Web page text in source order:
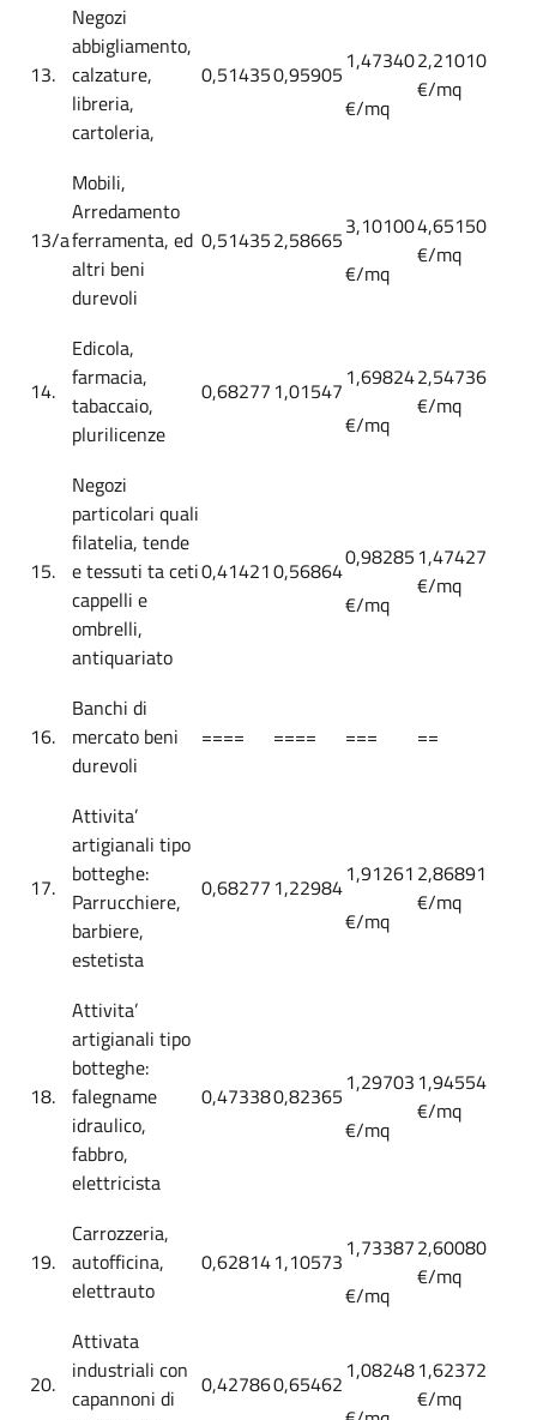
13.
Negozi
abbigliamento,
calzature,
libreria,
cartoleria,
0,514350,95905 1,47340
€/mq
2,21010
€/mq
13/a
Mobili,
Arredamento
ferramenta, ed
altri beni
durevoli
0,514352,586653,10100
€/mq
4,65150
€/mq
14.
Edicola,
farmacia,
tabaccaio,
plurilicenze
0,68277 1,01547 1,69824
€/mq
2,54736
€/mq
15.
Negozi
particolari quali
filatelia, tende
e tessuti ta ceti
cappelli e
ombrelli,
antiquariato
0,414210,568640,98285
€/mq
1,47427
€/mq
16.
Banchi di
mercato beni
durevoli
==== ==== === ==
17.
Attivita’
artigianali tipo
botteghe:
Parrucchiere,
barbiere,
estetista
0,68277 1,229841,91261
€/mq
2,86891
€/mq
18.
Attivita’
artigianali tipo
botteghe:
falegname
idraulico,
fabbro,
elettricista
0,473380,82365 1,29703
€/mq
1,94554
€/mq
19.
Carrozzeria,
autofficina,
elettrauto
0,628141,10573 1,73387
€/mq
2,60080
€/mq
20.
Attivata
industriali con
capannoni di
0,427860,65462 1,082481,62372
€/mq